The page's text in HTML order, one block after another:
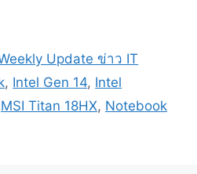
Update ข่าว IT
, Intel Gen 14, Intel
MSI Titan 18HX, Notebook